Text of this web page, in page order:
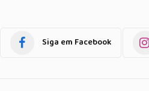
Siga em Facebook